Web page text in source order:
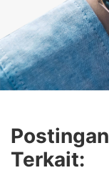
Postingan
Terkait: